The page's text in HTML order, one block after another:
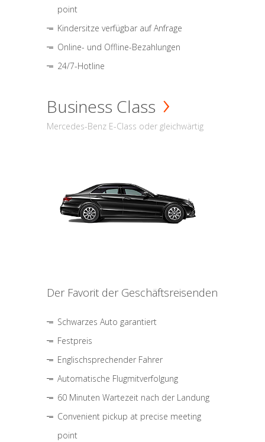
point
Kindersitze verfügbar auf Anfrage
Online- und Offline-Bezahlungen
24/7-Hotline
Business Class
Mercedes-Benz E-Class oder gleichwärtig
Der Favorit der Geschäftsreisenden
Schwarzes Auto garantiert
Festpreis
Englischsprechender Fahrer
Automatische Flugmitverfolgung
60 Minuten Wartezeit nach der Landung
Convenient pickup at precise meeting
point